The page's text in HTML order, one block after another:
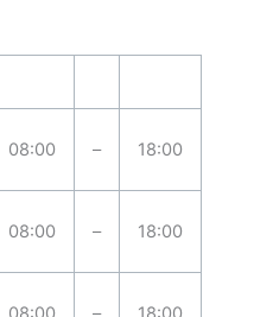
08:00 – 18:00
08:00 – 18:00